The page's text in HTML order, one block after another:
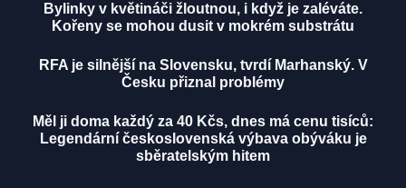
Bylinky v květináči žloutnou, i když je zaléváte.
Kořeny se mohou dusit v mokrém substrátu
RFA je silnější na Slovensku, tvrdí Marhanský. V
Česku přiznal problémy
Měl ji doma každý za 40 Kčs, dnes má cenu tisíců:
Legendární československá výbava obýváku je
sběratelským hitem